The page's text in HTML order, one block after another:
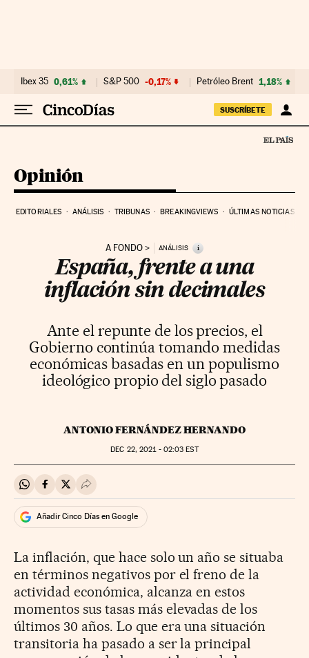
Ibex 35 0,61% S&P 500 -0,17% Petróleo Brent 1,18%
SUSCRÍBETE
Opinión
EDITORIALES ANÁLISIS TRIBUNAS BREAKINGVIEWS ÚLTIMAS NOTICIAS
A FONDO ANÁLISIS i
España, frente a una
inflación sin decimales
Ante el repunte de los precios, el
Gobierno continúa tomando medidas
económicas basadas en un populismo
ideológico propio del siglo pasado
ANTONIO FERNÁNDEZ HERNANDO
DEC 22, 2021 - 02:03 EST
Compartir en Whatsapp
Compartir en Facebook
Compartir en Twitter
Desplegar Redes Sociales
Añadir Cinco Días en Google
La inflación, que hace solo un año se situaba
en términos negativos por el freno de la
actividad económica, alcanza en estos
momentos sus tasas más elevadas de los
últimos 30 años. Lo que era una situación
transitoria ha pasado a ser la principal